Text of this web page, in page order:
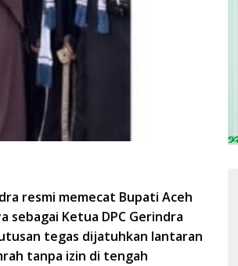
resmi memecat Bupati Aceh
sebagai Ketua DPC Gerindra
tegas dijatuhkan lantaran
tanpa izin di tengah